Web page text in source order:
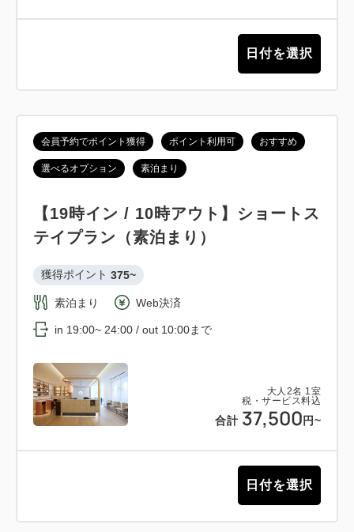
日付を選択
大人 2名 1 室
税・サービス料込
合計 37,500 円~
会員予約でポイント獲得 ポイント利用可 おすすめ
選べるオプション 素泊まり
【19時イン / 10時アウト】ショートス
テイプラン（素泊まり）
獲得ポイント 375~
素泊まり Web決済
in 19:00~ 24:00 / out 10:00まで
日付を選択